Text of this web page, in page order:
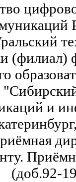
(филиал)
и
(доб.92-